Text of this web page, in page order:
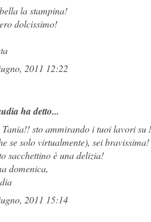
la stampina!
dolcissimo!
2011 12:22
ha detto...
Tania!! sto ammirando i tuoi lavori
se solo virtualmente), sei bravissima!
sacchettino è una delizia!
domenica,
2011 15:14